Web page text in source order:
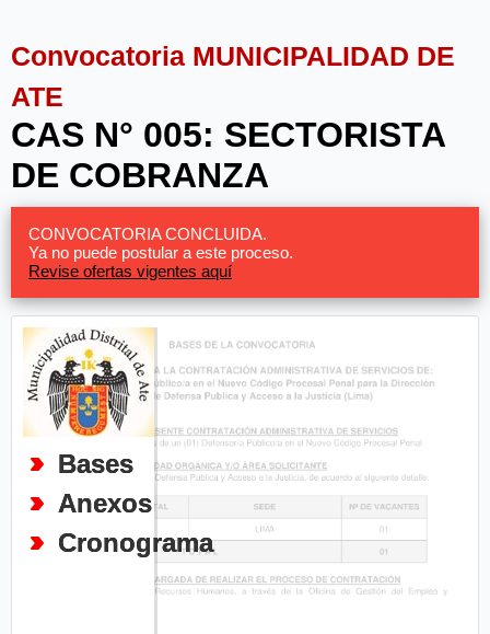
Convocatoria MUNICIPALIDAD DE
ATE
CAS N° 005: SECTORISTA
DE COBRANZA
CONVOCATORIA CONCLUIDA.
Ya no puede postular a este proceso.
Revise ofertas vigentes aquí
Bases
Anexos
Cronograma